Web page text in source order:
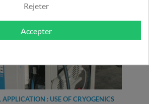
: USE OF CRYOGENICS
Rejeter
Accepter